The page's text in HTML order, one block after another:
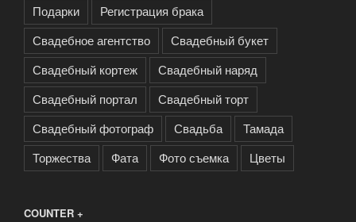
Подарки
Регистрация брака
Свадебное агентство
Свадебный букет
Свадебный кортеж
Свадебный наряд
Свадебный портал
Свадебный торт
Свадебный фотограф
Свадьба
Тамада
Торжества
Фата Фото съемка Цветы
COUNTER +